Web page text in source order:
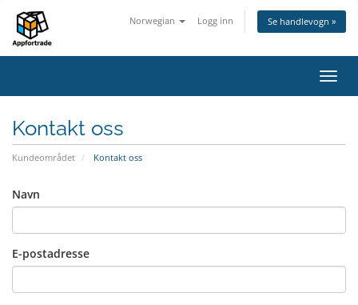
Norwegian Logg inn Se handlevogn »
Bytt
Kontakt oss
Kundeområdet Kontakt oss
Navn
E-postadresse